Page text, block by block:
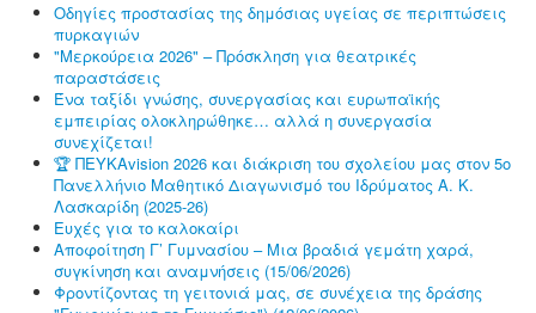
Οδηγίες προστασίας της δημόσιας υγείας σε περιπτώσεις
πυρκαγιών
"Μερκούρεια 2026" – Πρόσκληση για θεατρικές
παραστάσεις
Ένα ταξίδι γνώσης, συνεργασίας και ευρωπαϊκής
εμπειρίας ολοκληρώθηκε… αλλά η συνεργασία
συνεχίζεται!
🏆 ΠΕΥΚΑvision 2026 και διάκριση του σχολείου μας στον 5ο
Πανελλήνιο Μαθητικό Διαγωνισμό του Ιδρύματος Α. Κ.
Λασκαρίδη (2025-26)
Ευχές για το καλοκαίρι
Αποφοίτηση Γ’ Γυμνασίου – Μια βραδιά γεμάτη χαρά,
συγκίνηση και αναμνήσεις (15/06/2026)
Φροντίζοντας τη γειτονιά μας, σε συνέχεια της δράσης